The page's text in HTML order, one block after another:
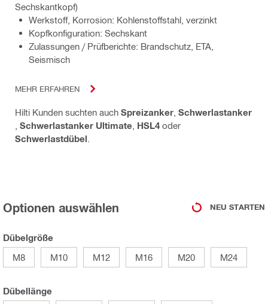
Sechskantkopf)
Werkstoff, Korrosion: Kohlenstoffstahl, verzinkt
Kopfkonfiguration: Sechskant
Zulassungen / Prüfberichte: Brandschutz, ETA,
Seismisch
MEHR ERFAHREN
Hilti Kunden suchten auch Spreizanker Schwerlastanker
Schwerlastanker Ultimate HSL4oder
Schwerlastdübel
Optionen auswählen NEU STARTEN
Dübelgröße
M8
M10 M12 M16 M20 M24
Dübellänge